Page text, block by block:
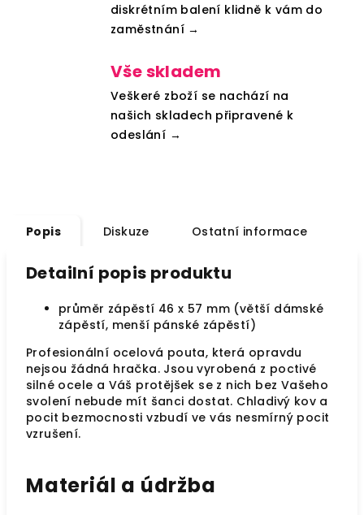
diskrétním balení klidně k vám do
zaměstnání →
Vše skladem
Veškeré zboží se nachází na
našich skladech připravené k
odeslání →
Popis Diskuze Ostatní informace
Detailní popis produktu
průměr zápěstí 46 x 57 mm (větší dámské
zápěstí, menší pánské zápěstí)
Profesionální ocelová pouta, která opravdu
nejsou žádná hračka. Jsou vyrobená z poctivé
silné ocele a Váš protějšek se z nich bez Vašeho
svolení nebude mít šanci dostat. Chladivý kov a
pocit bezmocnosti vzbudí ve vás nesmírný pocit
vzrušení.
Materiál a údržba